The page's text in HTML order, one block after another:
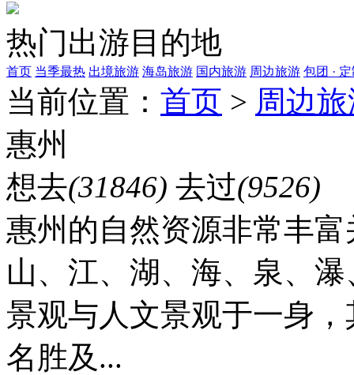
热门出游目的地
首页 当季最热 出境旅游 海岛旅游 国内旅游 周边旅游 包团 ·
当前位置： 首页 > 周边
惠州
想去(31846) 去过(9526)
惠州的自然资源非常丰
山、江、湖、海、泉、
景观与人文景观于一身
名胜及...